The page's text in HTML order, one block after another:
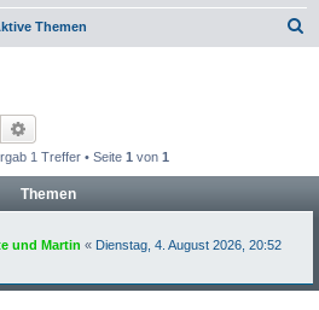
Themen
Suche
1 Treffer • Seite 1von 1
Themen
und Martin « Dienstag, 4. August 2026, 20:52